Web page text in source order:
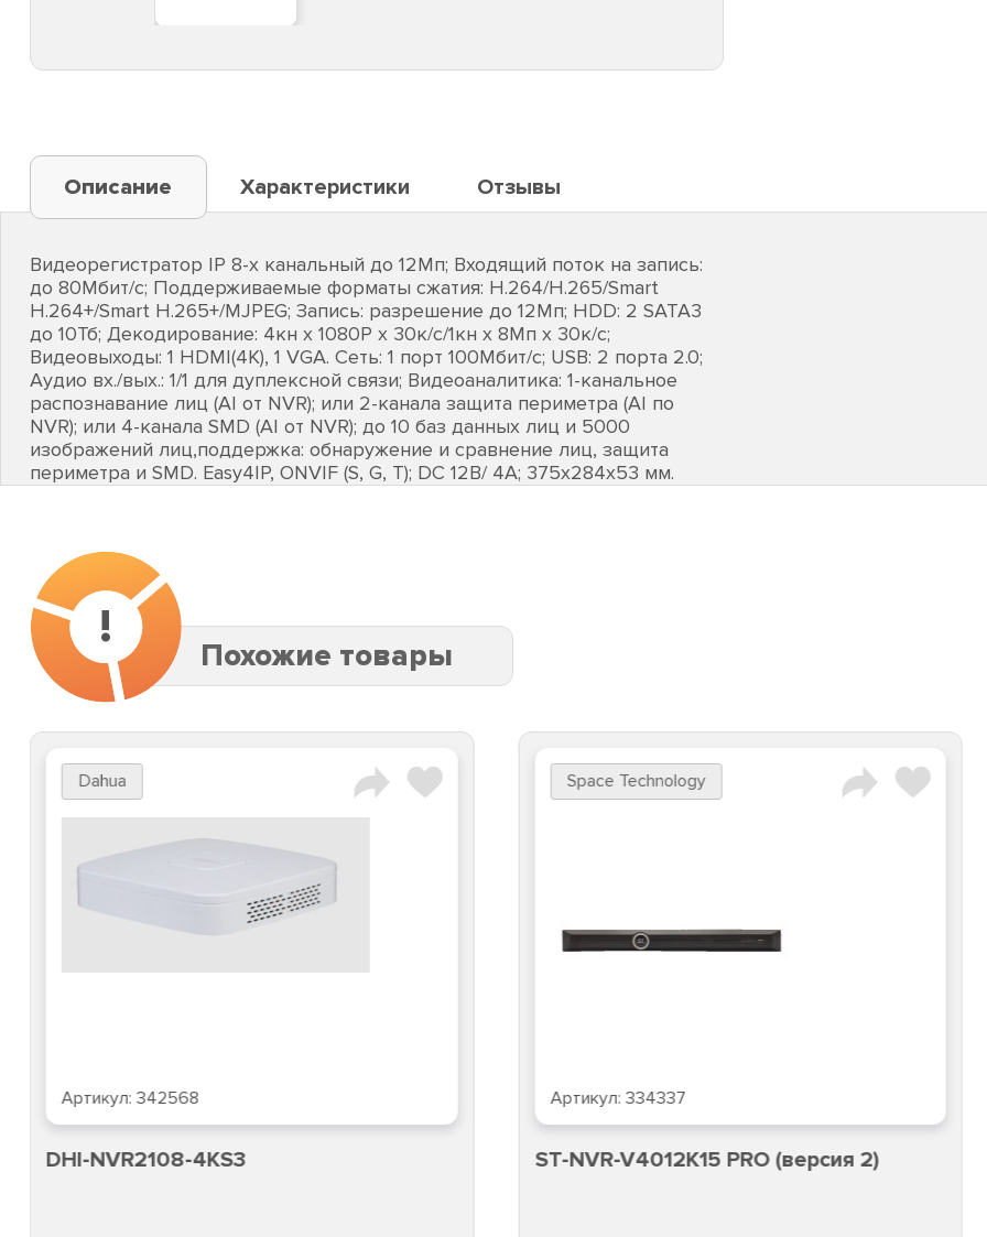
Описание Характеристики Отзывы
Видеорегистратор IP 8-х канальный до 12Мп; Входящий поток на запись:
до 80Мбит/с; Поддерживаемые форматы сжатия: H.264/H.265/Smart
H.264+/Smart H.265+/MJPEG; Запись: разрешение до 12Мп; HDD: 2 SATA3
до 10Тб; Декодирование: 4кн х 1080Р х 30к/с/1кн х 8Мп х 30к/с;
Видеовыходы: 1 HDMI(4К), 1 VGA. Сеть: 1 порт 100Мбит/с; USB: 2 порта 2.0;
Аудио вх./вых.: 1/1 для дуплексной связи; Видеоаналитика: 1-канальное
распознавание лиц (AI от NVR); или 2-канала защита периметра (AI по
NVR); или 4-канала SMD (AI от NVR); до 10 баз данных лиц и 5000
изображений лиц,поддержка: обнаружение и сравнение лиц, защита
периметра и SMD. Easy4IP, ONVIF (S, G, T); DC 12В/ 4A; 375х284х53 мм.
!
Похожие товары
Dahua
Артикул:342568
DHI-NVR2108-4KS3
Space Technology
Артикул:334337
ST-NVR-V4012K15 PRO (версия 2)